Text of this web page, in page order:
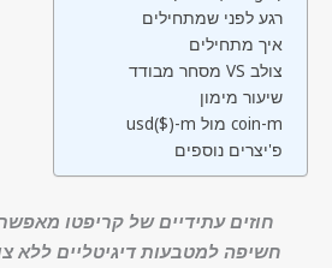
רגע לפני שמתחילים
איך מתחילים
מסחר מבודד VS צולב
שיעור מימון
usd($)-m מול coin-m
פ'יצרים נוספים
חוזים עתידיים של קריפטו
חשיפה למטבעות דיגיטליים ללא